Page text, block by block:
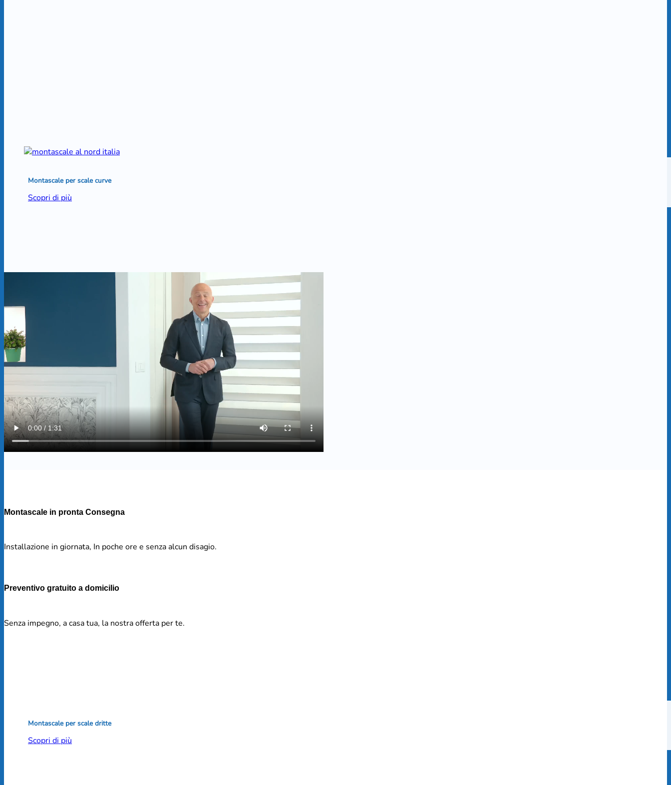
Montascale per scale curve
Scopri di più
Montascale per scale dritte
Scopri di più
Montascale in pronta Consegna
Installazione in giornata, In poche ore e senza alcun disagio.
Preventivo gratuito a domicilio
Senza impegno, a casa tua, la nostra offerta per te.